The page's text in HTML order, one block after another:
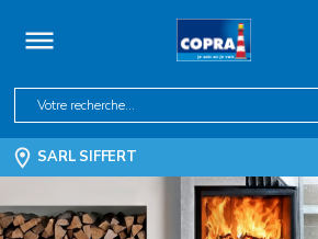
SARL SIFFERT